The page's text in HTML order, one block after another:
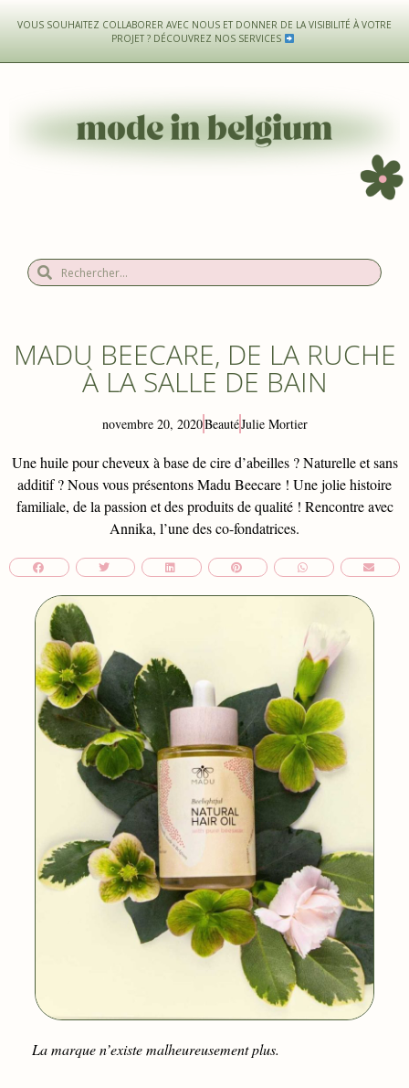
VOUS SOUHAITEZ COLLABORER AVEC NOUS ET DONNER DE LA VISIBILITÉ À VOTRE
PROJET ? DÉCOUVREZ NOS SERVICES
MADU BEECARE, DE LA RUCHE
À LA SALLE DE BAIN
novembre 20, 2020BeautéJulie Mortier
Une huile pour cheveux à base de cire d’abeilles ? Naturelle et sans
additif ? Nous vous présentons Madu Beecare ! Une jolie histoire
familiale, de la passion et des produits de qualité ! Rencontre avec
Annika, l’une des co-fondatrices.
La marque n’existe malheureusement plus.